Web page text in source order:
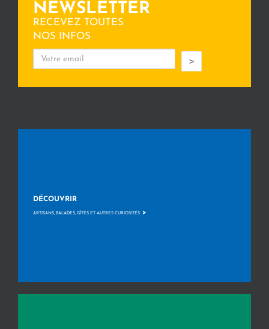
NEWSLETTER
RECEVEZ TOUTES
NOS INFOS
>
DÉCOUVRIR
ARTISANS, BALADES, GÎTES ET AUTRES CURIOSITÉS >